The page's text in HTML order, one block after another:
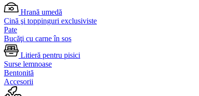
Hrană umedă
Cină şi toppinguri exclusiviste
Pate
Bucăţi cu carne în sos
Litieră pentru pisici
Surse lemnoase
Bentonită
Accesorii